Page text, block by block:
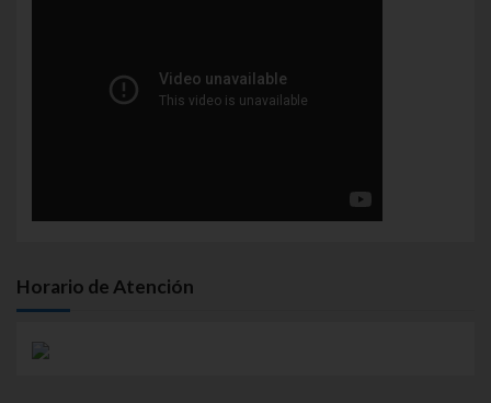
Horario de Atención